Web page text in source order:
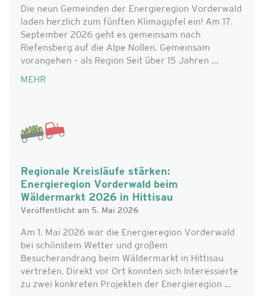
Die neun Gemeinden der Energieregion Vorderwald
laden herzlich zum fünften Klimagipfel ein! Am 17.
September 2026 geht es gemeinsam nach
Riefensberg auf die Alpe Nollen. Gemeinsam
vorangehen – als Region Seit über 15 Jahren ...
MEHR
Regionale Kreisläufe stärken:
Energieregion Vorderwald beim
Wäldermarkt 2026 in Hittisau
Veröffentlicht am 5. Mai 2026
Am 1. Mai 2026 war die Energieregion Vorderwald
bei schönstem Wetter und großem
Besucherandrang beim Wäldermarkt in Hittisau
vertreten. Direkt vor Ort konnten sich Interessierte
zu zwei konkreten Projekten der Energieregion ...